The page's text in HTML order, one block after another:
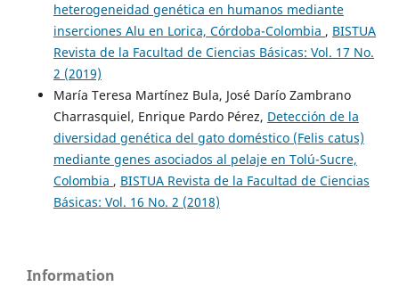
heterogeneidad genética en humanos mediante
inserciones Alu en Lorica, Córdoba-Colombia , BISTUA
Revista de la Facultad de Ciencias Básicas: Vol. 17 No.
2 (2019)
María Teresa Martínez Bula, José Darío Zambrano
Charrasquiel, Enrique Pardo Pérez, Detección de la
diversidad genética del gato doméstico (Felis catus)
mediante genes asociados al pelaje en Tolú-Sucre,
Colombia , BISTUA Revista de la Facultad de Ciencias
Básicas: Vol. 16 No. 2 (2018)
Information